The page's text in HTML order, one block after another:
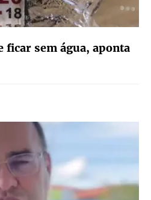
ficar sem água, aponta